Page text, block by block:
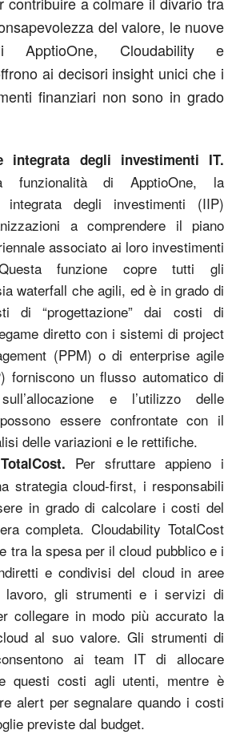
del valore, le nuove
ApptioOne, Cloudability e
ai decisori insight unici che i
finanziari non sono in grado
integrata degli investimenti IT.
funzionalità di ApptioOne, la
integrata degli investimenti (IIP)
a comprendere il piano
associato ai loro investimenti
funzione copre tutti gli
waterfall che agili, ed è in grado di
di “progettazione” dai costi di
diretto con i sistemi di project
(PPM) o di enterprise agile
forniscono un flusso automatico di
e l’utilizzo delle
essere confrontate con il
delle variazioni e le rettifiche.
Per sfruttare appieno i
strategia cloud-first, i responsabili
in grado di calcolare i costi del
completa. Cloudability TotalCost
tra la spesa per il cloud pubblico e i
e condivisi del cloud in aree
lavoro, gli strumenti e i servizi di
collegare in modo più accurato la
al suo valore. Gli strumenti di
ai team IT di allocare
questi costi agli utenti, mentre è
alert per segnalare quando i costi
previste dal budget.